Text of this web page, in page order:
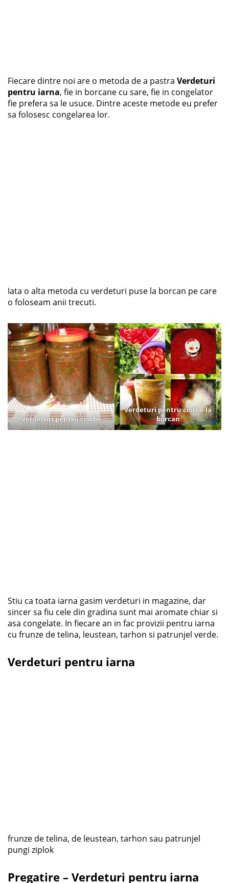
Fiecare dintre noi are o metoda de a pastra Verdeturi
pentru iarna, fie in borcane cu sare, fie in congelator
fie prefera sa le usuce. Dintre aceste metode eu prefer
sa folosesc congelarea lor.
Iata o alta metoda cu verdeturi puse la borcan pe care
o foloseam anii trecuti.
Verdeturi pentru ciorbe
Verdeturi pentru ciorbe la
borcan
Stiu ca toata iarna gasim verdeturi in magazine, dar
sincer sa fiu cele din gradina sunt mai aromate chiar si
asa congelate. In fiecare an in fac provizii pentru iarna
cu frunze de telina, leustean, tarhon si patrunjel verde.
Verdeturi pentru iarna
frunze de telina, de leustean, tarhon sau patrunjel
pungi ziplok
Pregatire – Verdeturi pentru iarna